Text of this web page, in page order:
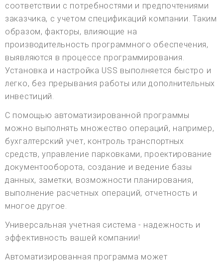
соответствии с потребностями и предпочтениями
заказчика, с учетом спецификаций компании. Таким
образом, факторы, влияющие на
производительность программного обеспечения,
выявляются в процессе программирования.
Установка и настройка USS выполняется быстро и
легко, без прерывания работы или дополнительных
инвестиций.
С помощью автоматизированной программы
можно выполнять множество операций, например,
бухгалтерский учет, контроль транспортных
средств, управление парковками, проектирование
документооборота, создание и ведение базы
данных, заметки, возможности планирования,
выполнение расчетных операций, отчетность и
многое другое.
Универсальная учетная система - надежность и
эффективность вашей компании!
Автоматизированная программа может